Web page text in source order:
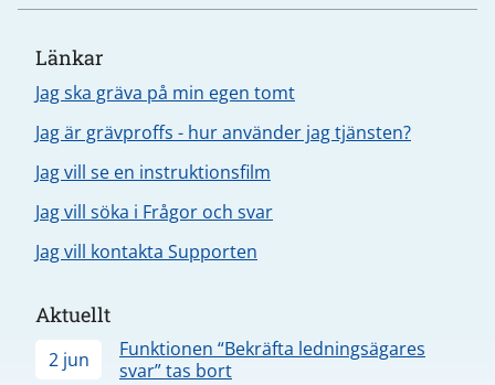
Länkar
Jag ska gräva på min egen tomt
Jag är grävproffs - hur använder jag tjänsten?
Jag vill se en instruktionsfilm
Jag vill söka i Frågor och svar
Jag vill kontakta Supporten
Aktuellt
2 jun
Funktionen “Bekräfta ledningsägares
svar” tas bort